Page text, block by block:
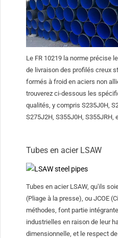
Le FR 10219 la norme précise
de livraison des profilés creux
formés à froid en aciers non
trouverez ci-dessous les
qualités, y compris S235J0H,
S275J2H, S355J0H, S355JRH,
Tubes en acier LSAW
Tubes en acier LSAW, qu'ils
(Pliage à la presse), ou JCOE
méthodes, font partie
industrielles en raison de leur
dimensionnelle, et le respect